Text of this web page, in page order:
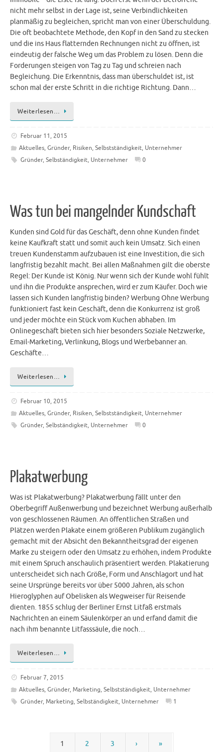
nicht mehr selbst in der Lage ist, seine Verbindlichkeiten
planmäßig zu begleichen, spricht man von einer Überschuldung.
Die oft beobachtete Methode, den Kopf in den Sand zu stecken
und die ins Haus flatternden Rechnungen nicht zu öffnen, ist
eindeutig der falsche Weg um das Problem zu lösen. Denn die
Forderungen steigen von Tag zu Tag und schreien nach
Begleichung. Die Erkenntnis, dass man überschuldet ist, ist
schon mal der erste Schritt in die richtige Richtung. Dann…
Weiterlesen…
Februar 11, 2015
Aktuelles, Gründer, Risiken, Selbstständigkeit, Unternehmer
Gründer, Selbständigkeit, Unternehmer 0
Was tun bei mangelnder Kundschaft
Kunden sind Gold für das Geschäft, denn ohne Kunden findet
keine Kaufkraft statt und somit auch kein Umsatz. Sich einen
treuen Kundenstamm aufzubauen ist eine Investition, die sich
langfristig bezahlt macht. Bei allen Maßnahmen gilt die oberste
Regel: Der Kunde ist König. Nur wenn sich der Kunde wohl fühlt
und ihn die Produkte ansprechen, wird er zum Käufer. Doch wie
lassen sich Kunden langfristig binden? Werbung Ohne Werbung
funktioniert fast kein Geschäft, denn die Konkurrenz ist groß
und jeder möchte ein Stück vom Kuchen abhaben. Im
Onlinegeschäft bieten sich hier besonders Soziale Netzwerke,
Email-Marketing, Verlinkung, Blogs und Werbebanner an.
Geschäfte…
Weiterlesen…
Februar 10, 2015
Aktuelles, Gründer, Risiken, Selbstständigkeit, Unternehmer
Gründer, Selbständigkeit, Unternehmer 0
Plakatwerbung
Was ist Plakatwerbung? Plakatwerbung fällt unter den
Oberbegriff Außenwerbung und bezeichnet Werbung außerhalb
von geschlossenen Räumen. An öffentlichen Straßen und
Plätzen werden Plakate einem größeren Publikum zugänglich
gemacht mit der Absicht den Bekanntheitsgrad der eigenen
Marke zu steigern oder den Umsatz zu erhöhen, indem Produkte
mit einem Spruch anschaulich präsentiert werden. Plakatierung
unterscheidet sich nach Größe, Form und Anschlagort und hat
seine Ursprünge bereits vor über 5000 Jahren, als schon
Hieroglyphen auf Obelisken als Wegweiser für Reisende
dienten. 1855 schlug der Berliner Ernst Litfaß erstmals
Nachrichten an einem Säulenkörper an und erfand damit die
nach ihm benannte Litfasssäule, die noch…
Weiterlesen…
Februar 7, 2015
Aktuelles, Gründer, Marketing, Selbstständigkeit, Unternehmer
Gründer, Marketing, Selbständigkeit, Unternehmer 1
1 2 3 › »